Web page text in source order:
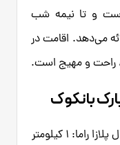
و تا نیمه شب
می‌دهد. اقامت در
راحت و مهیج است.
بانکوک
۱ کیلومتر